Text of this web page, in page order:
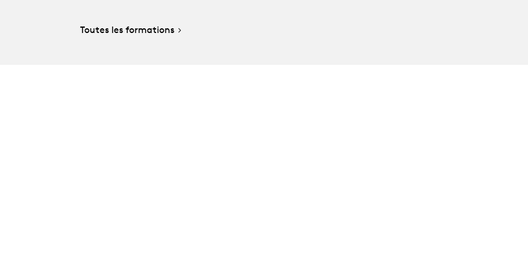
Toutes les formations